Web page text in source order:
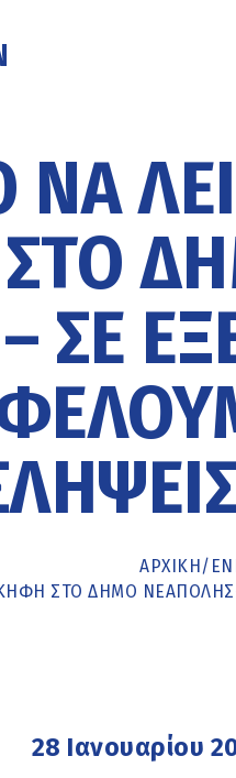
ΣΕ
ΑΡΧΙΚΉ/
ΚΗΦΗ ΣΤΟ ΔΉΜΟ
28 Ιανουαρίου